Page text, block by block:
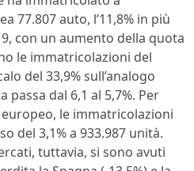
77.807 auto, l’11,8% in più
con un aumento della quota
le immatricolazioni del
del 33,9% sull’analogo
passa dal 6,1 al 5,7%. Per
le immatricolazioni
del 3,1% a 933.987 unità.
tuttavia, si sono avuti